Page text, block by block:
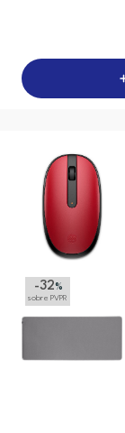
-32 %
sobre PVPR